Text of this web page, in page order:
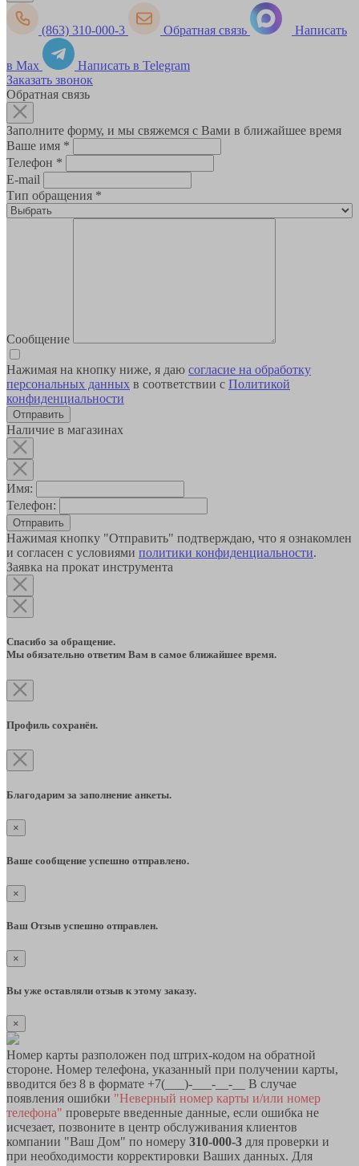
(863) 310-000-3 Обратная связь Написать
в Max
Написать в Telegram
Заказать звонок
Обратная связь
Заполните форму, и мы свяжемся с Вами в ближайшее время
Ваше имя *
Телефон *
E-mail
Тип обращения *
Сообщение
Нажимая на кнопку ниже, я даю согласие на обработку
персональных данных в соответствии с Политикой
конфиденциальности
Наличие в магазинах
Имя:
Телефон:
Отправить
Нажимая кнопку "Отправить" подтверждаю, что я ознакомлен
и согласен с условиями политики конфиденциальности.
Заявка на прокат инструмента
Спасибо за обращение.
Мы обязательно ответим Вам в самое ближайшее время.
Профиль сохранён.
Благодарим за заполнение анкеты.
×
Ваше сообщение успешно отправлено.
×
Ваш Отзыв успешно отправлен.
×
Вы уже оставляли отзыв к этому заказу.
×
Номер карты разположен под штрих-кодом на обратной
стороне. Номер телефона, указанный при получении карты,
вводится без 8 в формате +7(___)-___-__-__ В случае
появления ошибки "Неверный номер карты и/или номер
телефона" проверьте введенные данные, если ошибка не
исчезает, позвоните в центр обслуживания клиентов
компании "Ваш Дом" по номеру 310-000-3 для проверки и
при необходимости корректировки Ваших данных. Для